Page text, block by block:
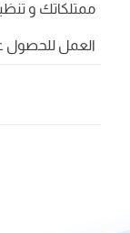
ممتلكاتك و
العمل للحصول